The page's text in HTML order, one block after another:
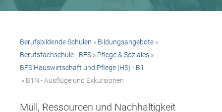
Berufsbildende Schulen » Bildungsangebote »
Berufsfachschule - BFS » Pflege & Soziales »
BFS Hauswirtschaft und Pflege (HS) - B1
» B1N - Ausflüge und Exkursionen
Müll, Ressourcen und Nachhaltigkeit